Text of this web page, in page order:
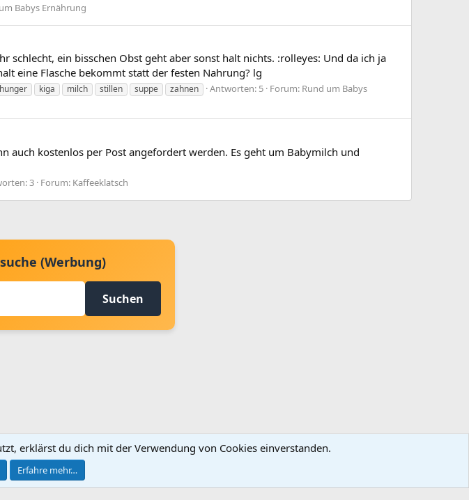
Babys Ernährung
schlecht, ein bisschen Obst geht aber sonst halt nichts. :rolleyes: Und da ich ja
eine Flasche bekommt statt der festen Nahrung? lg
hunger kiga milch stillen suppe zahnen Antworten: 5 Forum: Rund um Babys
auch kostenlos per Post angefordert werden. Es geht um Babymilch und
3 Forum: Kaffeeklatsch
(Werbung)
Suchen
Kontakt aufnehmen Bedingungen und Regeln Datenschutz Hilfe
© 2010-2024 XenForo Ltd.
erklärst du dich mit der Verwendung von Cookies einverstanden.
Erfahre mehr…